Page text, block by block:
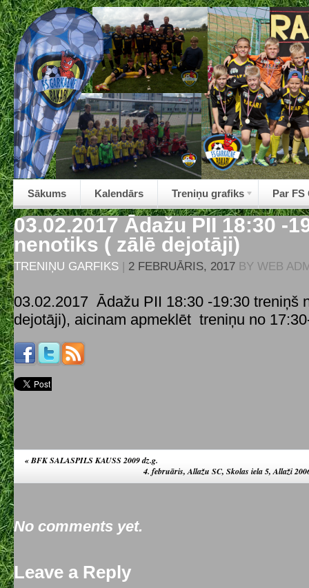
Sākums Kalendārs Treniņu grafiks Par FS
03.02.2017 Ādažu PII 18:30 -
nenotiks ( zālē dejotāji)
TRENIŅU GARFIKS | 2 FEBRUĀRIS, 2017 BY WEB
03.02.2017 Ādažu PII 18:30 -19:30 treniņš
dejotāji), aicinam apmeklēt treniņu no
«BFK SALASPILS KAUSS 2009 dz.g.
4. februāris, Allažu SC, Skolas iela 5, Allaži
No comments yet.
Leave a Reply